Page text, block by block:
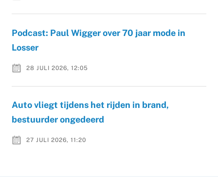
Podcast: Paul Wigger over 70 jaar mode in
Losser
28 JULI 2026, 12:05
Auto vliegt tijdens het rijden in brand,
bestuurder ongedeerd
27 JULI 2026, 11:20